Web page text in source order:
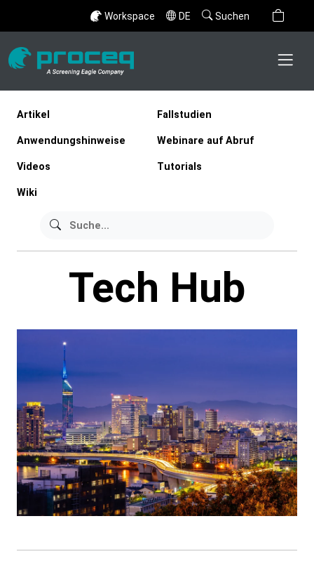
Workspace DE Suchen
Artikel Fallstudien
Anwendungshinweise Webinare auf Abruf
Videos Tutorials
Wiki
Tech Hub